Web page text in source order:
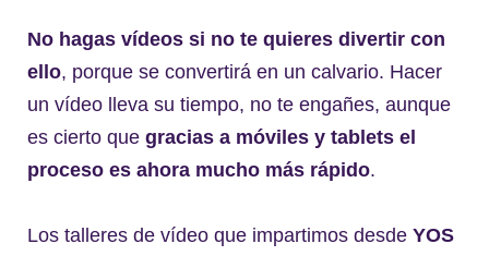
No hagas vídeos si no te quieres divertir con
ello, porque se convertirá en un calvario. Hacer
un vídeo lleva su tiempo, no te engañes, aunque
es cierto que gracias a móviles y tablets el
proceso es ahora mucho más rápido.
Los talleres de vídeo que impartimos desde YOS